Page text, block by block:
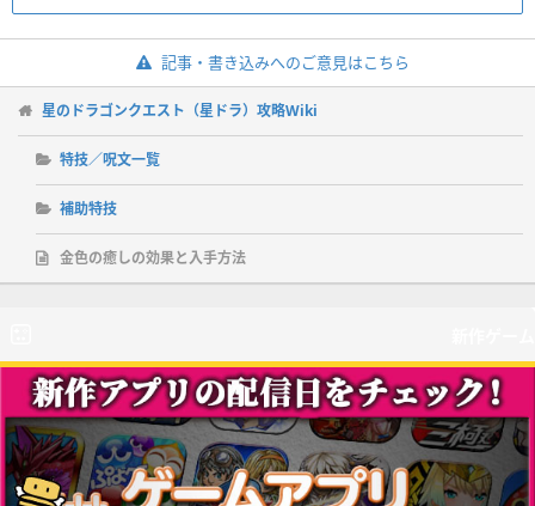
記事・書き込みへのご意見はこちら
星のドラゴンクエスト（星ドラ）攻略Wiki
特技／呪文一覧
補助特技
金色の癒しの効果と入手方法